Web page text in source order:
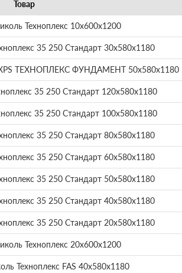
Товар
Техноплекс 10х600х1200
35 250 Стандарт 30х580х1180
XPS ТЕХНОПЛЕКС ФУНДАМЕНТ 50х580х1180
35 250 Стандарт 120х580х1180
35 250 Стандарт 100х580х1180
35 250 Стандарт 80х580х1180
35 250 Стандарт 60х580х1180
35 250 Стандарт 50х580х1180
35 250 Стандарт 40х580х1180
35 250 Стандарт 20х580х1180
Техноплекс 20х600х1200
Техноплекс FAS 40х580х1180